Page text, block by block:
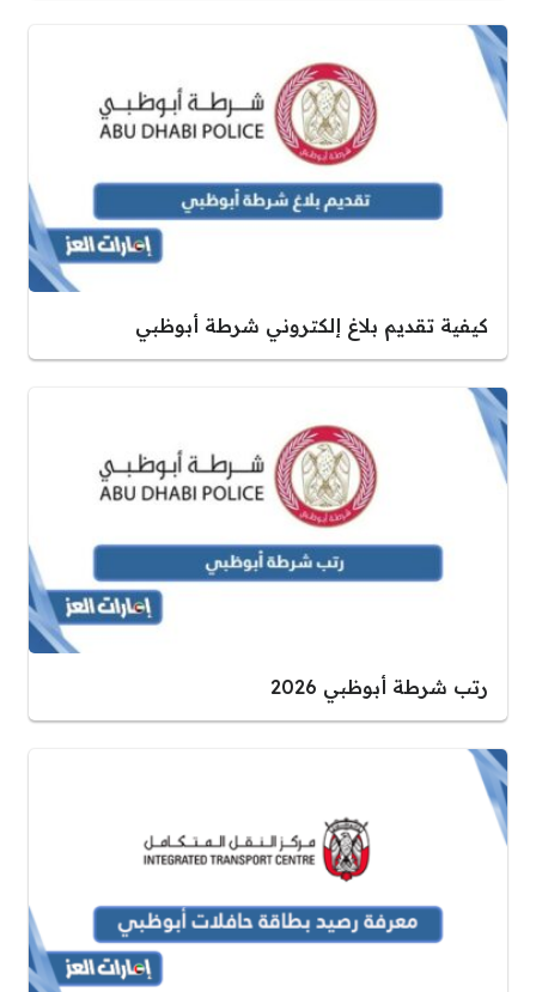
كيفية تقديم بلاغ إلكتروني شرطة أبوظبي
رتب شرطة أبوظبي 2026